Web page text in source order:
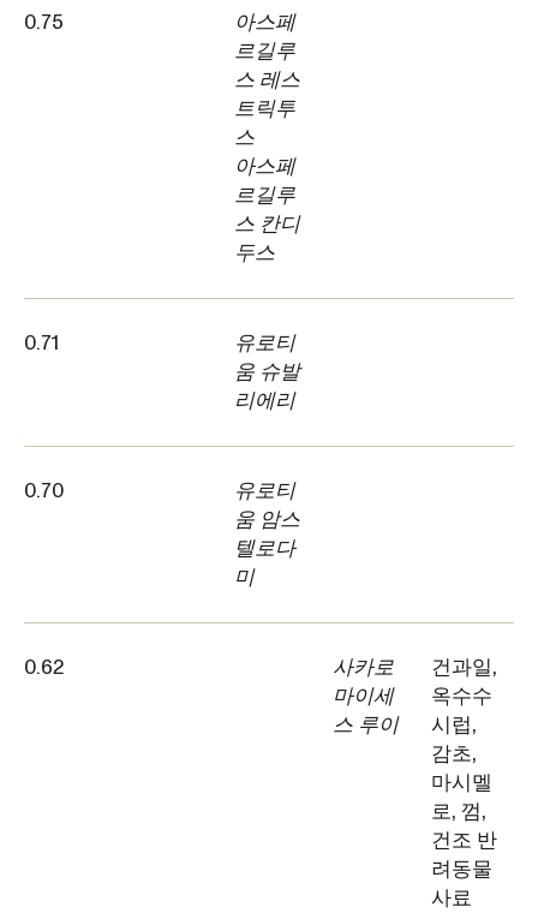
0.75
아스페
르길루
스 레스
트릭투
스
아스페
르길루
스 칸디
두스
0.71
유로티
움 슈발
리에리
0.70
유로티
움 암스
텔로다
미
0.62
사카로
마이세
스 루이
건과일,
옥수수
시럽,
감초,
마시멜
로, 껌,
건조 반
려동물
사료